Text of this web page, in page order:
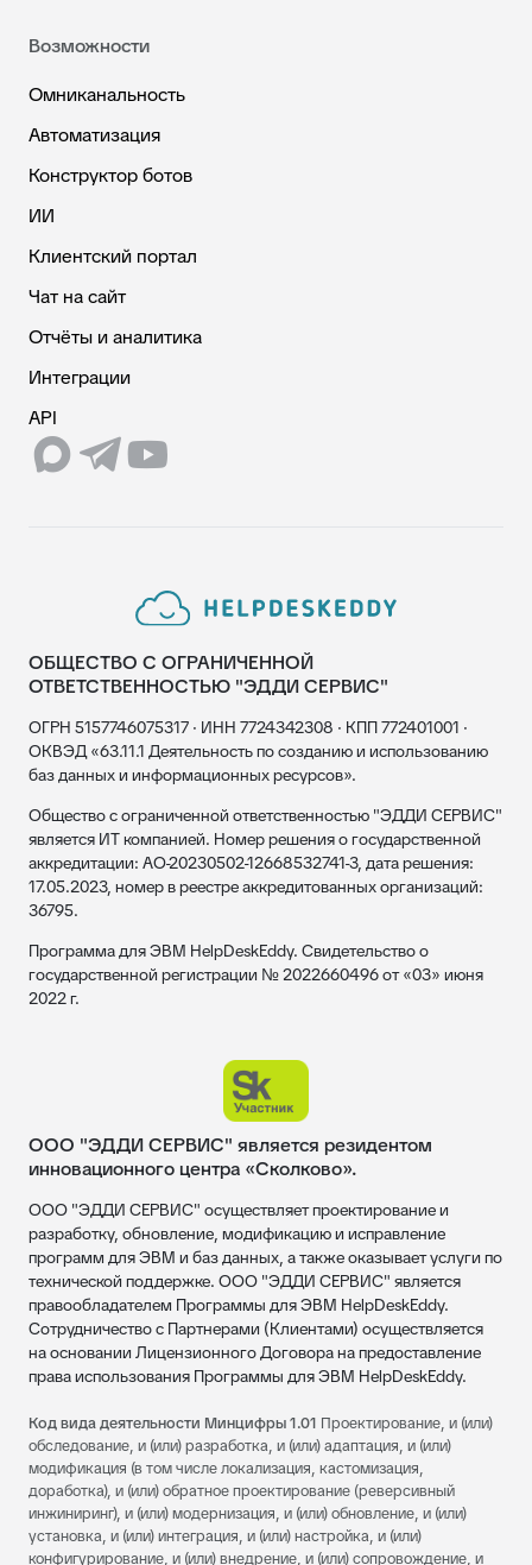
Возможности
Омниканальность
Автоматизация
Конструктор ботов
ИИ
Клиентский портал
Чат на сайт
Отчёты и аналитика
Интеграции
API
ОБЩЕСТВО С ОГРАНИЧЕННОЙ
ОТВЕТСТВЕННОСТЬЮ "ЭДДИ СЕРВИС"
ОГРН 5157746075317 · ИНН 7724342308 · КПП 772401001 ·
ОКВЭД «63.11.1 Деятельность по созданию и использованию
баз данных и информационных ресурсов».
Общество с ограниченной ответственностью "ЭДДИ СЕРВИС"
является ИТ компанией. Номер решения о государственной
аккредитации: АО-20230502-12668532741-3, дата решения:
17.05.2023, номер в реестре аккредитованных организаций:
36795.
Программа для ЭВМ HelpDeskEddy. Свидетельство о
государственной регистрации № 2022660496 от «03» июня
2022 г.
ООО "ЭДДИ СЕРВИС" является резидентом
инновационного центра «Сколково».
ООО "ЭДДИ СЕРВИС" осуществляет проектирование и
разработку, обновление, модификацию и исправление
программ для ЭВМ и баз данных, а также оказывает услуги по
технической поддержке. ООО "ЭДДИ СЕРВИС" является
правообладателем Программы для ЭВМ HelpDeskEddy.
Сотрудничество с Партнерами (Клиентами) осуществляется
на основании Лицензионного Договора на предоставление
права использования Программы для ЭВМ HelpDeskEddy.
Код вида деятельности Минцифры 1.01 Проектирование, и (или)
обследование, и (или) разработка, и (или) адаптация, и (или)
модификация (в том числе локализация, кастомизация,
доработка), и (или) обратное проектирование (реверсивный
инжиниринг), и (или) модернизация, и (или) обновление, и (или)
установка, и (или) интеграция, и (или) настройка, и (или)
конфигурирование, и (или) внедрение, и (или) сопровождение, и